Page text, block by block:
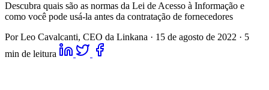
Descubra quais são as normas da Lei de Acesso à Informação e
como você pode usá-la antes da contratação de fornecedores
Por Leo Cavalcanti, CEO da Linkana · 15 de agosto de 2022 · 5
min de leitura